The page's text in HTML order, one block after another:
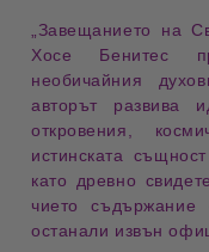
„Завещанието на
Хосе Бенитес
необичайния
авторът развива
откровения
истинската
като древно
чието съдържание
останали извън